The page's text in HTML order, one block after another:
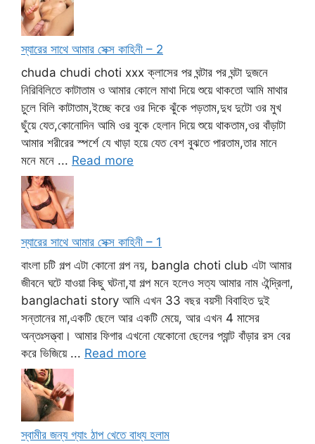
স্যারের সাথে আমার সেক্স কাহিনী – 2
chuda chudi choti xxx ক্লাসের পর ঘন্টার পর ঘন্টা দুজনে
নিরিবিলিতে কাটাতাম ও আমার কোলে মাথা দিয়ে শুয়ে থাকতো আমি মাথার
চুলে বিলি কাটাতাম,ইচ্ছে করে ওর দিকে ঝুঁকে পড়তাম,দুধ দুটো ওর মুখ
ছুঁয়ে যেত,কোনোদিন আমি ওর বুকে হেলান দিয়ে শুয়ে থাকতাম,ওর বাঁড়াটা
আমার শরীরের স্পর্শে যে খাড়া হয়ে যেত বেশ বুঝতে পারতাম,তার মানে
মনে মনে ... Read more
স্যারের সাথে আমার সেক্স কাহিনী – 1
বাংলা চটি গল্প এটা কোনো গল্প নয়, bangla choti club এটা আমার
জীবনে ঘটে যাওয়া কিছু ঘটনা,যা গল্প মনে হলেও সত্য আমার নাম ঐন্দ্রিলা,
banglachati story আমি এখন 33 বছর বয়সী বিবাহিত দুই
সন্তানের মা,একটি ছেলে আর একটি মেয়ে, আর এখন 4 মাসের
অন্তঃসত্ত্বা। আমার ফিগার এখনো যেকোনো ছেলের প্যান্ট বাঁড়ার রস বের
করে ভিজিয়ে ... Read more
স্বামীর জন্য গ্যাং ঠাপ খেতে বাধ্য হলাম